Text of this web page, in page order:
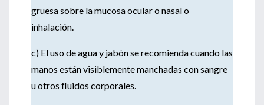
gruesa sobre la mucosa ocular o nasal o
inhalación.
c) El uso de agua y jabón se recomienda cuando las
manos están visiblemente manchadas con sangre
u otros fluidos corporales.